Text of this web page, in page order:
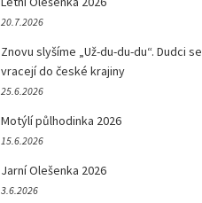
20.7.2026
Znovu slyšíme „Už-du-du-du“. Dudci se
vracejí do české krajiny
25.6.2026
Motýlí půlhodinka 2026
15.6.2026
Jarní Olešenka 2026
3.6.2026